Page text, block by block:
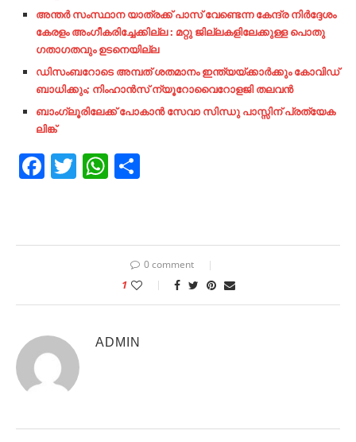
അന്തര്‍ സംസ്ഥാന യാത്രക്ക് പാസ് വേണ്ടെന്ന കേന്ദ്ര നിര്‍ദ്ദേശം
കേരളം അംഗീകരിച്ചേക്കില്ല : മറ്റു ജില്ലകളിലേക്കുള്ള പൊതു
ഗതാഗതവും ഉടനെയില്ല
ഡിസംബറോടെ അമ്പത് ശതമാനം ഇന്ത്യയ്ക്കാര്‍ക്കും കോവിഡ്
ബാധിക്കും; നിംഹാന്‍സ് ന്യൂറോവൈറോളജി തലവന്‍
ബാംഗ്ലൂരിലേക്ക് പോകാൻ സേവാ സിന്ധു പാസ്സിന് പ്രത്യേക
ലിങ്ക്
Facebook
TwitterWhatsApp
0 comment
1
ADMIN